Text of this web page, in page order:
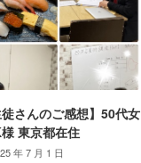
徒さんのご感想】50代女
東京都在住
年 7 月 1 日